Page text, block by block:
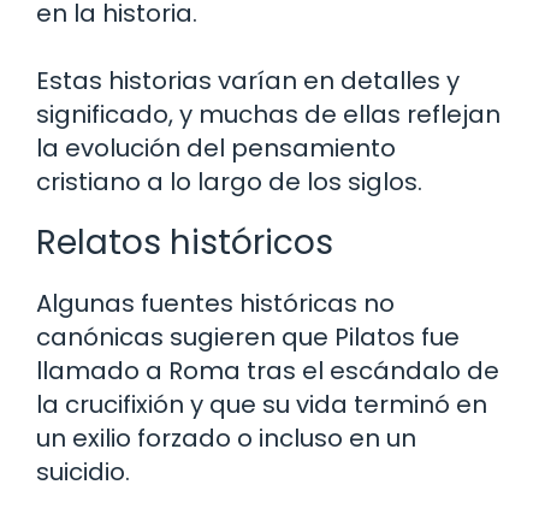
en la historia.
Estas historias varían en detalles y
significado, y muchas de ellas reflejan
la evolución del pensamiento
cristiano a lo largo de los siglos.
Relatos históricos
Algunas fuentes históricas no
canónicas sugieren que Pilatos fue
llamado a Roma tras el escándalo de
la crucifixión y que su vida terminó en
un exilio forzado o incluso en un
suicidio.